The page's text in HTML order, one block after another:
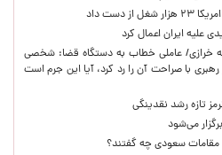
دست داد
علیه ایران اعمال کرد
خرازی/ عاملی خطاب به دستگاه قضا: شخصی
با صراحت آن را رد کرد، آیا این جرم است
تازه رشد نقدینگی
می‌شود
مقامات سعودی چه گفتند؟